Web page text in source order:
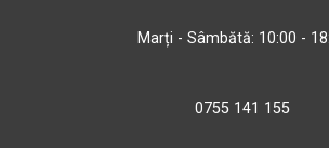
Marți - Sâmbătă: 10:00 -
0755 141 155